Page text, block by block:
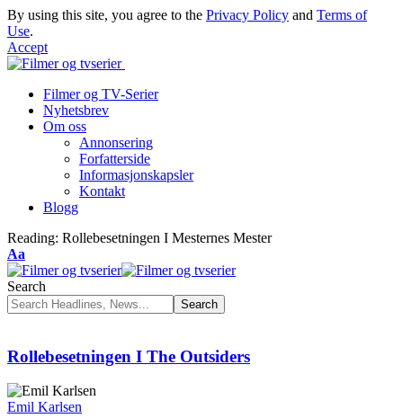
By using this site, you agree to the Privacy Policy and Terms of
Use.
Accept
Filmer og TV-Serier
Nyhetsbrev
Om oss
Annonsering
Forfatterside
Informasjonskapsler
Kontakt
Blogg
Reading: Rollebesetningen I Mesternes Mester
Font
Resizer
Aa
Search
Rollebesetningen I The Outsiders
Emil Karlsen